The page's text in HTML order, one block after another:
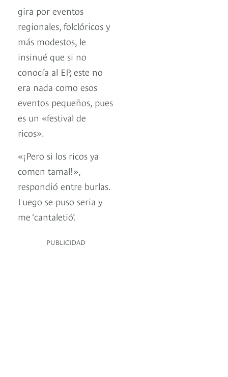
gira por eventos
regionales, folclóricos y
más modestos, le
insinué que si no
conocía al EP, este no
era nada como esos
eventos pequeños, pues
es un «festival de
ricos».
«¡Pero si los ricos ya
comen tamal!»,
respondió entre burlas.
Luego se puso seria y
me ‘cantaletió’.
PUBLICIDAD